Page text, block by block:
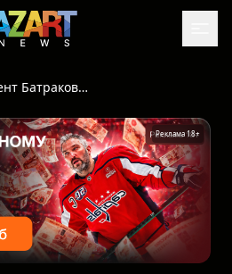
Агент Батракова проболтался о цене футболиста: «Локомотив» может остаться с носом
Реклама 18+